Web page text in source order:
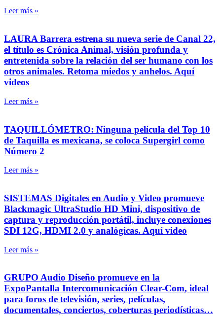
Leer más »
LAURA Barrera estrena su nueva serie de Canal 22,
el título es Crónica Animal, visión profunda y
entretenida sobre la relación del ser humano con los
otros animales. Retoma miedos y anhelos. Aquí
videos
Leer más »
TAQUILLÓMETRO: Ninguna película del Top 10
de Taquilla es mexicana, se coloca Supergirl como
Número 2
Leer más »
SISTEMAS Digitales en Audio y Video promueve
Blackmagic UltraStudio HD Mini, dispositivo de
captura y reproducción portátil, incluye conexiones
SDI 12G, HDMI 2.0 y analógicas. Aquí video
Leer más »
GRUPO Audio Diseño promueve en la
ExpoPantalla Intercomunicación Clear-Com, ideal
para foros de televisión, series, películas,
documentales, conciertos, coberturas periodísticas…